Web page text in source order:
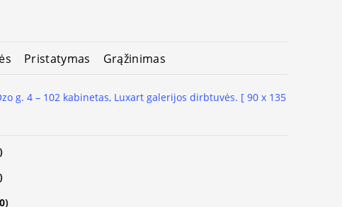
Pristatymas Grąžinimas
g. 4 – 102 kabinetas, Luxart galerijos dirbtuvės. [ 90 x 135
)
)
)